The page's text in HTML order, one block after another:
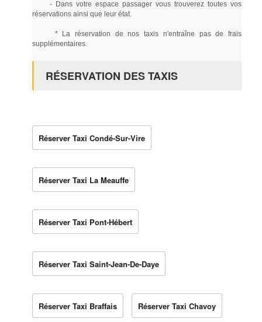
- Dans votre espace passager vous trouverez toutes vos
réservations ainsi que leur état.
* La réservation de nos taxis n'entraîne pas de frais
supplémentaires.
RÉSERVATION DES TAXIS
Réserver Taxi Condé-Sur-Vire
Réserver Taxi La Meauffe
Réserver Taxi Pont-Hébert
Réserver Taxi Saint-Jean-De-Daye
Réserver Taxi Braffais Réserver Taxi Chavoy